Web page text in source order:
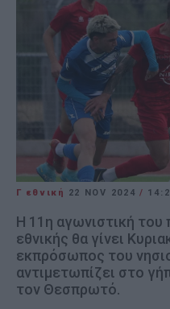
Γ εθνική 22 NOV 2024/
Η 11η αγωνιστική του
εθνικής θα γίνει
εκπρόσωπος του
αντιμετωπίζει στο
τον Θεσπρωτό.